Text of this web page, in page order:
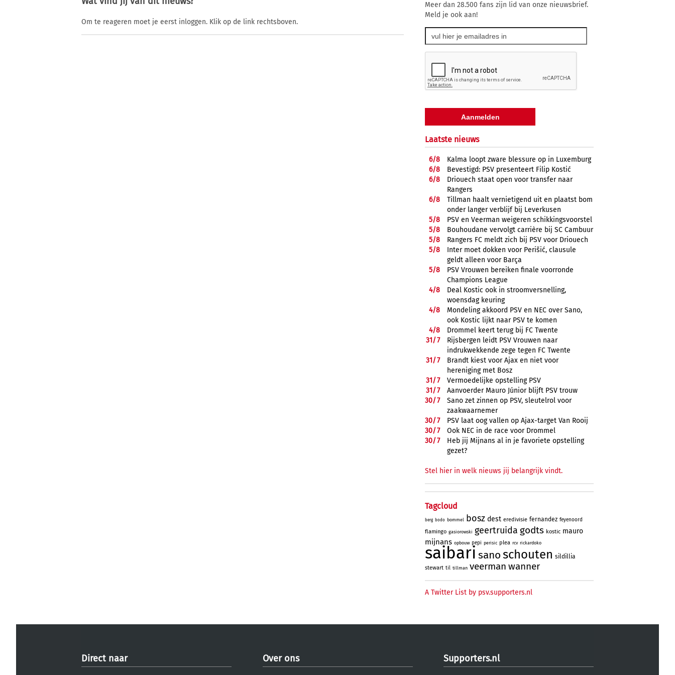
Om te reageren moet je eerst inloggen. Klik op de link rechtsboven.
Meer dan 28.500 fans zijn lid van onze nieuwsbrief.
Meld je ook aan!
Laatste nieuws
6/8
Kalma loopt zware blessure op in Luxemburg
6/8
Bevestigd: PSV presenteert Filip Kostić
6/8
Driouech staat open voor transfer naar
Rangers
6/8
Tillman haalt vernietigend uit en plaatst bom
onder langer verblijf bij Leverkusen
5/8
PSV en Veerman weigeren schikkingsvoorstel
5/8
Bouhoudane vervolgt carrière bij SC Cambuur
5/8
Rangers FC meldt zich bij PSV voor Driouech
5/8
Inter moet dokken voor Perišić, clausule
geldt alleen voor Barça
5/8
PSV Vrouwen bereiken finale voorronde
Champions League
4/8
Deal Kostic ook in stroomversnelling,
woensdag keuring
4/8
Mondeling akkoord PSV en NEC over Sano,
ook Kostic lijkt naar PSV te komen
4/8
Drommel keert terug bij FC Twente
31/7
Rijsbergen leidt PSV Vrouwen naar
indrukwekkende zege tegen FC Twente
31/7
Brandt kiest voor Ajax en niet voor
hereniging met Bosz
31/7
Vermoedelijke opstelling PSV
31/7
Aanvoerder Mauro Júnior blijft PSV trouw
30/7
Sano zet zinnen op PSV, sleutelrol voor
zaakwaarnemer
30/7
PSV laat oog vallen op Ajax-target Van Rooij
30/7
Ook NEC in de race voor Drommel
30/7
Heb jij Mijnans al in je favoriete opstelling
gezet?
Stel hier in welk nieuws jij belangrijk vindt.
Tagcloud
berg bodo bommel bosz dest eredivisie fernandez feyenoord
flamingo gasiorowski geertruida godts kostic mauro
mijnans opbouw pepi perisic plea rcv rickardoko
saibari sanoschouten sildillia
stewart til tillman veerman wanner
A Twitter List by psv.supporters.nl
Direct naar Over ons Supporters.nl